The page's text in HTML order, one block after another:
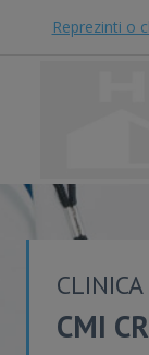
Reprezinti o
CMI